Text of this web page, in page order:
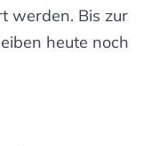
werden. Bis zur
heute noch